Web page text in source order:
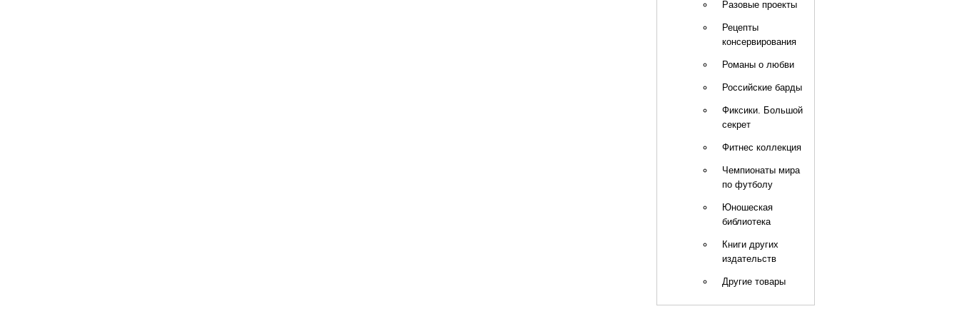
Разовые проекты
Рецепты
консервирования
Романы о любви
Российские барды
Фиксики. Большой
секрет
Фитнес коллекция
Чемпионаты мира
по футболу
Юношеская
библиотека
Книги других
издательств
Другие товары